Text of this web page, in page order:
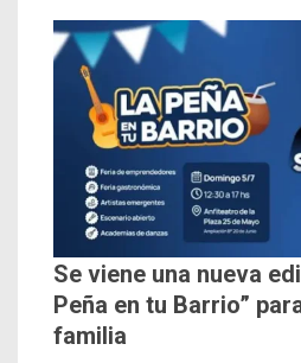
Se viene una nueva
Peña en tu Barrio”
familia